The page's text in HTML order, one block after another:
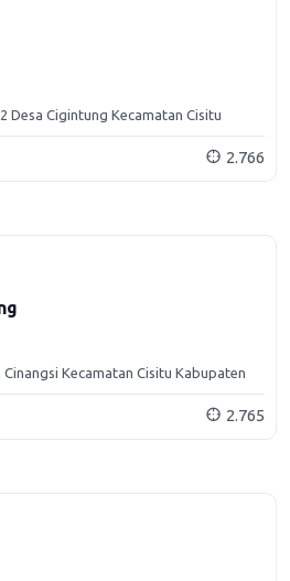
Desa Cigintung Kecamatan Cisitu
2.766
Kecamatan Cisitu Kabupaten
2.765